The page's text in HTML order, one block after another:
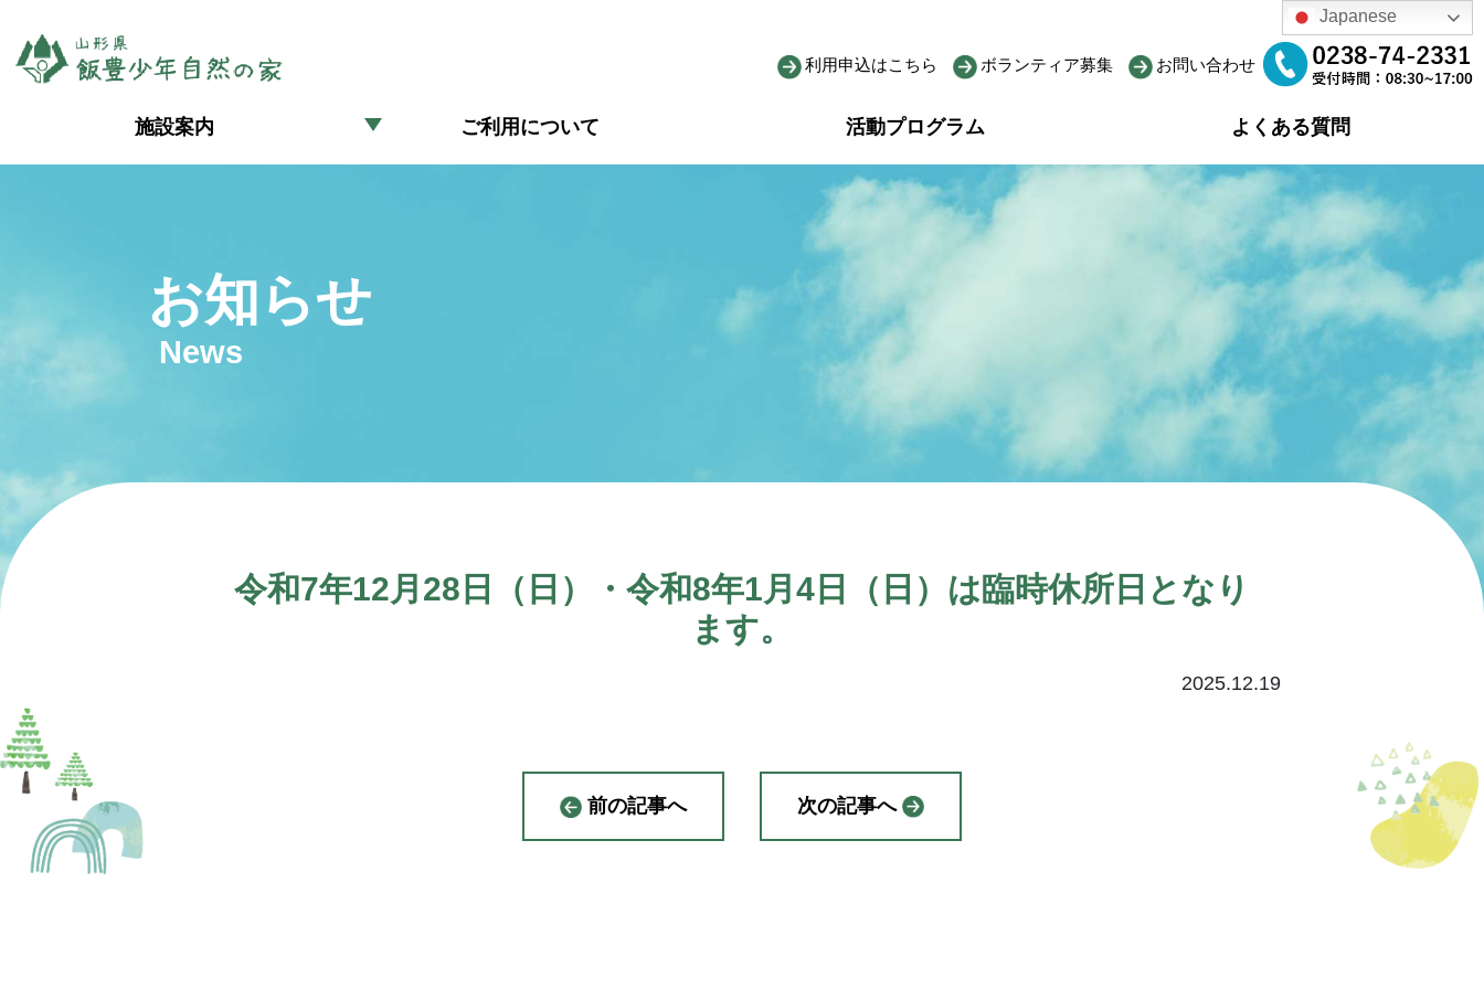
利用申込はこちら ボランティア募集 お問い合わせ
Japanese
施設案内 ご利用について 活動プログラム よくある質問
お知らせ
News
令和7年12月28日（日）・令和8年1月4日（日）は臨時休所日となり
ます。
2025.12.19
前の記事へ 次の記事へ